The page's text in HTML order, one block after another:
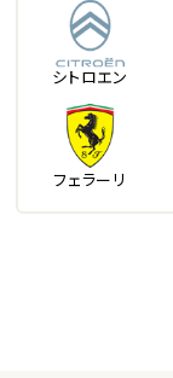
シトロエン
フェラーリ